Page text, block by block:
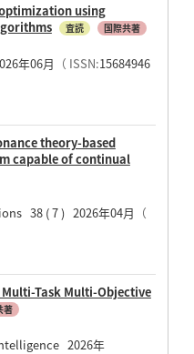
using
査読 国際共著
年06月 （ ISSN:15684946
theory-based
capable of continual
38 ( 7 ) 2026年04月 （
Task Multi-Objective
著
2026年